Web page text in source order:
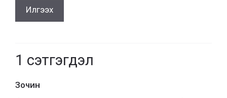
1 сэтгэгдэл
Зочин